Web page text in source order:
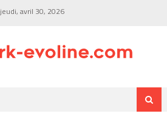
jeudi, avril 30, 2026